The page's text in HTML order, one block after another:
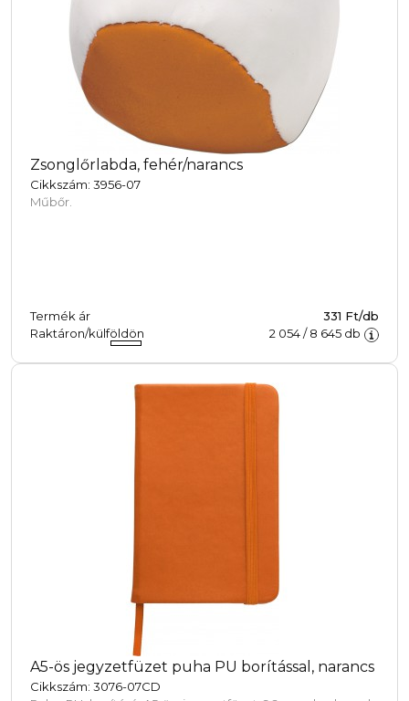
Zsonglőrlabda, fehér/narancs
Cikkszám: 3956-07
Műbőr.
Termék ár
331 Ft/db
Raktáron/külföldön
2 054/8 645 db
A5-ös jegyzetfüzet puha PU borítással, narancs
Cikkszám: 3076-07CD